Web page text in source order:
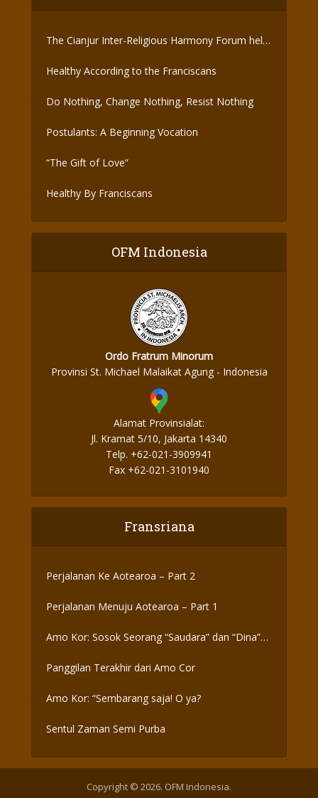
The Cianjur Inter-Religious Harmony Forum held
Healthy According to the Franciscans
Do Nothing, Change Nothing, Resist Nothing
Postulants: A Beginning Vocation
“The Gift of Love”
Healthy By Franciscans
OFM Indonesia
Ordo Fratrum Minorum
Provinsi St. Michael Malaikat Agung - Indonesia
Alamat Provinsialat:
Jl. Kramat 5/10, Jakarta 14340
Telp. +62-021-3909941
Fax +62-021-3101940
Fransriana
Perjalanan Ke Aotearoa – Part 2
Perjalanan Menuju Aotearoa – Part 1
Amo Kor: Sosok Seorang “Saudara” dan “Dina”
Panggilan Terakhir dari Amo Cor
Amo Kor: “Sembarang saja! O ya?
Sentul Zaman Semi Purba
Copyright © 2026. OFM Indonesia.